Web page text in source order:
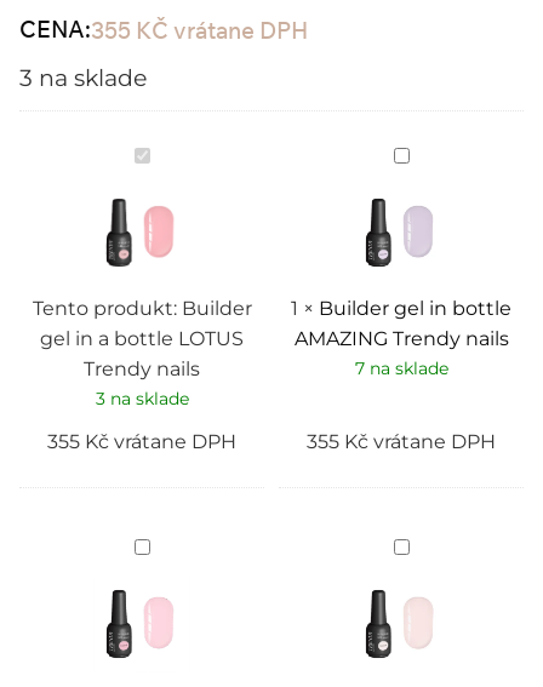
CENA:355 KČ vrátane DPH
3 na sklade
Builder
gel
a
bottle
LOTUS
Tento produkt: Builder
gel in a bottle LOTUS
Trendy nails
3 na sklade
355 Kč vrátane DPH
Builder
gel
bottle
AMAZING
Trendy
1 × Builder gel in bottle
AMAZING Trendy nails
7 na sklade
355 Kč vrátane DPH
Builder
gel
bottle
SEASHELL
Trendy
Builder
gel
bottle
Trendy